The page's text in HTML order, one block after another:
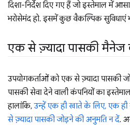
दिशा-निर्देश दिए गए हैं जो इस्तेमाल में
भरोसेमंद हो. इसमें कुछ वैकल्पिक सुविधाएं
एक से ज़्यादा पासकी मैनेज
उपयोगकर्ताओं को एक से ज़्यादा पासकी
पासकी सेवा देने वाली कंपनियों का
हालांकि, उन्हें एक ही खाते के लिए, एक
से ज़्यादा पासकी जोड़ने की अनुमति न दें.